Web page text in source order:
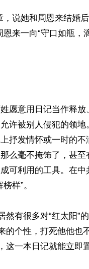
说她和周恩来结婚
来一向“守口如瓶，
愿意用日记当作释放
许被别人侵犯的领地
抒发情怀或一时的不
么毫不掩饰了，甚至
可利用的工具。在中
样”。
有很多对“红太阳”
的个性，打死他他也
这一本日记就能立即